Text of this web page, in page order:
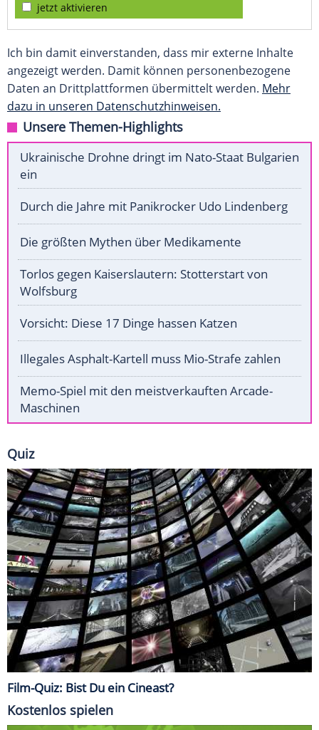
jetzt aktivieren
Ich bin damit einverstanden, dass mir externe Inhalte
angezeigt werden. Damit können personenbezogene
Daten an Drittplattformen übermittelt werden. Mehr
dazu in unseren Datenschutzhinweisen.
Unsere Themen-Highlights
Ukrainische Drohne dringt im Nato-Staat Bulgarien
ein
Durch die Jahre mit Panikrocker Udo Lindenberg
Die größten Mythen über Medikamente
Torlos gegen Kaiserslautern: Stotterstart von
Wolfsburg
Vorsicht: Diese 17 Dinge hassen Katzen
Illegales Asphalt-Kartell muss Mio-Strafe zahlen
Memo-Spiel mit den meistverkauften Arcade-
Maschinen
Quiz
Film-Quiz: Bist Du ein Cineast?
Kostenlos spielen